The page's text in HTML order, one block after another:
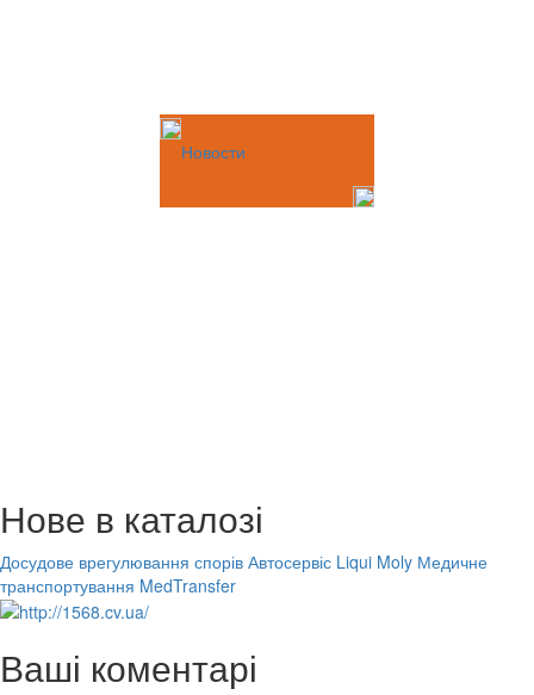
Новости
Нове в каталозі
Досудове врегулювання спорів Автосервіс Liqui Moly Медичне
транспортування MedTransfer
Ваші коментарі